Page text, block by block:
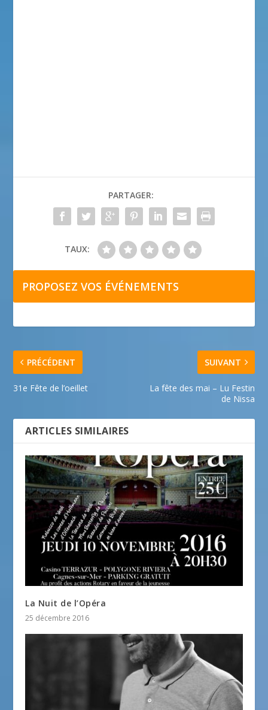
PARTAGER:
TAUX:
PROPOSEZ VOS ÉVÉNEMENTS
PRÉCÉDENT
31e Fête de l’oeillet
SUIVANT
La fête des mai – Lu Festin
de Nissa
ARTICLES SIMILAIRES
La Nuit de l’Opéra
25 décembre 2016